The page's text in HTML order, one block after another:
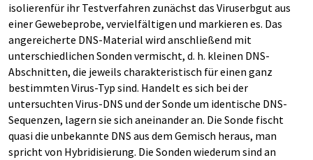
isolierenfür ihr Testverfahren zunächst das Viruserbgut aus
einer Gewebeprobe, vervielfältigen und markieren es. Das
angereicherte DNS-Material wird anschließend mit
unterschiedlichen Sonden vermischt, d. h. kleinen DNS-
Abschnitten, die jeweils charakteristisch für einen ganz
bestimmten Virus-Typ sind. Handelt es sich bei der
untersuchten Virus-DNS und der Sonde um identische DNS-
Sequenzen, lagern sie sich aneinander an. Die Sonde fischt
quasi die unbekannte DNS aus dem Gemisch heraus, man
spricht von Hybridisierung. Die Sonden wiederum sind an